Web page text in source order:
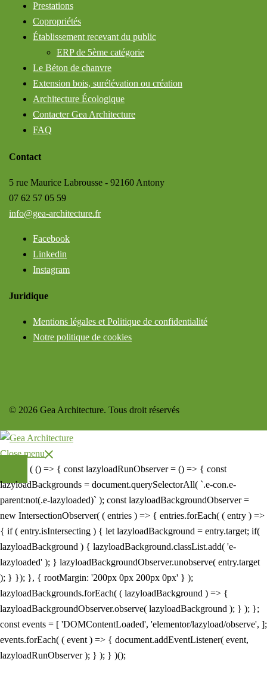
Prestations
Copropriétés
Établissement recevant du public
ERP de 5ème catégorie
Le Béton de chanvre
Extension bois, surélévation ou création
Architecture Écologique
Contacter Gea Architecture
FAQ
Contact
5 rue Maurice Labrousse - 92160 Antony
07 62 57 05 59
info@gea-architecture.fr
Facebook
Linkedin
Instagram
Juridique
Mentions légales et Politique de confidentialité
Notre politique de cookies
© 2026 Gea Architecture. Tous droit réservés
Close menu
( () => { const lazyloadRunObserver = () => { const
lazyloadBackgrounds = document.querySelectorAll( `.e-con.e-
parent:not(.e-lazyloaded)` ); const lazyloadBackgroundObserver =
new IntersectionObserver( ( entries ) => { entries.forEach( ( entry ) =>
{ if ( entry.isIntersecting ) { let lazyloadBackground = entry.target; if(
lazyloadBackground ) { lazyloadBackground.classList.add( 'e-
lazyloaded' ); } lazyloadBackgroundObserver.unobserve( entry.target
); } }); }, { rootMargin: '200px 0px 200px 0px' } );
lazyloadBackgrounds.forEach( ( lazyloadBackground ) => {
lazyloadBackgroundObserver.observe( lazyloadBackground ); } ); };
const events = [ 'DOMContentLoaded', 'elementor/lazyload/observe', ];
events.forEach( ( event ) => { document.addEventListener( event,
lazyloadRunObserver ); } ); } )();